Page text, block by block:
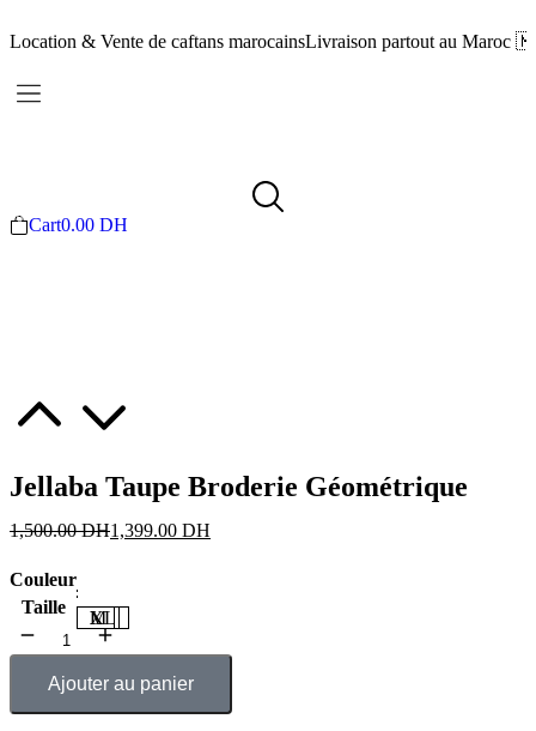
Location & Vente de caftans marocainsLivraison partout au Maroc
Cart0.00 DH
Jellaba Taupe Broderie Géométrique
1,500.00DH1,399.00 DH
Couleur
Taille
M
L
XL
Ajouter au panier